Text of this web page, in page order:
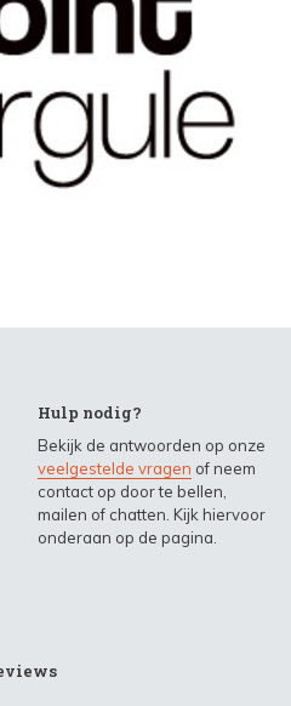
Hulp nodig?
Bekijk de antwoorden op onze
veelgestelde vragen of neem
contact op door te bellen,
mailen of chatten. Kijk hiervoor
onderaan op de pagina.